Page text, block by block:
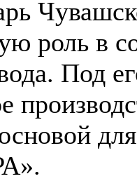
роль в
Под